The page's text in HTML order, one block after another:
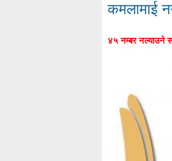
कमलामाई
४५ नम्बर नल्याउने